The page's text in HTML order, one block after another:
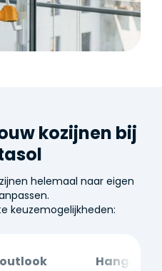
kozijnen bij
helemaal naar eigen
keuzemogelijkheden:
Hang- en